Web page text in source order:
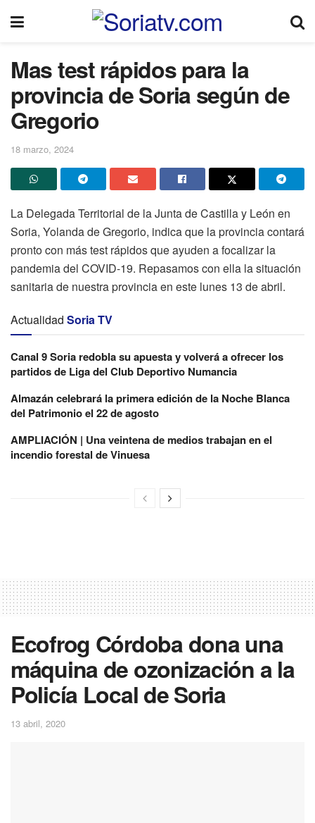
Mas test rápidos para la
provincia de Soria según de
Gregorio
18 marzo, 2024
La Delegada Territorial de la Junta de Castilla y León en
Soria, Yolanda de Gregorio, indica que la provincia contará
pronto con más test rápidos que ayuden a focalizar la
pandemia del COVID-19. Repasamos con ella la situación
sanitaria de nuestra provincia en este lunes 13 de abril.
Actualidad Soria TV
Canal 9 Soria redobla su apuesta y volverá a ofrecer los
partidos de Liga del Club Deportivo Numancia
Almazán celebrará la primera edición de la Noche Blanca
del Patrimonio el 22 de agosto
AMPLIACIÓN | Una veintena de medios trabajan en el
incendio forestal de Vinuesa
Ecofrog Córdoba dona una
máquina de ozonización a la
Policía Local de Soria
13 abril, 2020